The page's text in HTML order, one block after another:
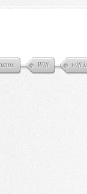
Wifi wifi